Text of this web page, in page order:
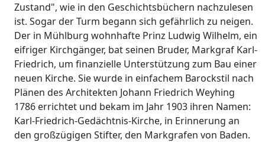
Zustand", wie in den Geschichtsbüchern nachzulesen
ist. Sogar der Turm begann sich gefährlich zu neigen.
Der in Mühlburg wohnhafte Prinz Ludwig Wilhelm, ein
eifriger Kirchgänger, bat seinen Bruder, Markgraf Karl-
Friedrich, um finanzielle Unterstützung zum Bau einer
neuen Kirche. Sie wurde in einfachem Barockstil nach
Plänen des Architekten Johann Friedrich Weyhing
1786 errichtet und bekam im Jahr 1903 ihren Namen:
Karl-Friedrich-Gedächtnis-Kirche, in Erinnerung an
den großzügigen Stifter, den Markgrafen von Baden.